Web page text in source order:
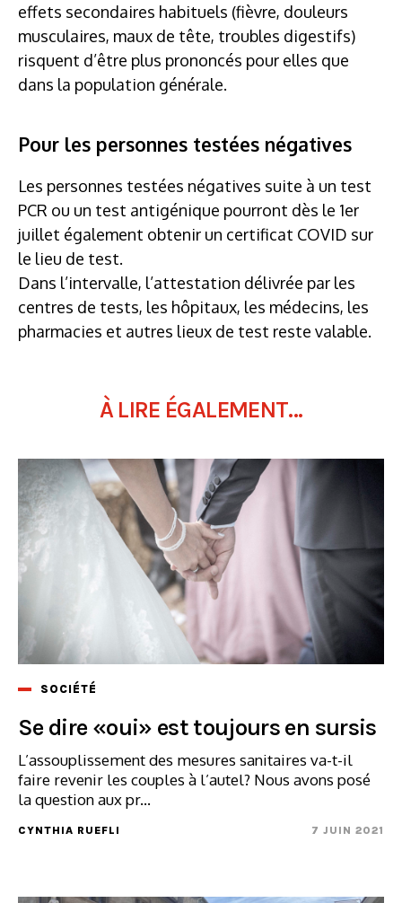
effets secondaires habituels (fièvre, douleurs
musculaires, maux de tête, troubles digestifs)
risquent d’être plus prononcés pour elles que
dans la population générale.
Pour les personnes testées négatives
Les personnes testées négatives suite à un test
PCR ou un test antigénique pourront dès le 1er
juillet également obtenir un certificat COVID sur
le lieu de test.
Dans l’intervalle, l’attestation délivrée par les
centres de tests, les hôpitaux, les médecins, les
pharmacies et autres lieux de test reste valable.
À LIRE ÉGALEMENT...
SOCIÉTÉ
Se dire «oui» est toujours en sursis
L’assouplissement des mesures sanitaires va-t-il
faire revenir les couples à l’autel? Nous avons posé
la question aux pr...
CYNTHIA RUEFLI 7 JUIN 2021